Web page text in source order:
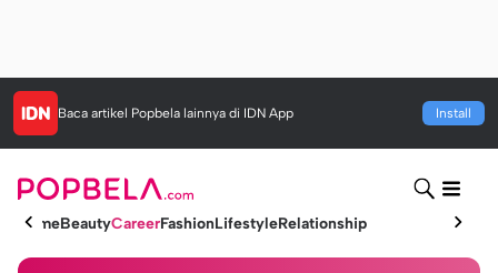
Baca artikel Popbela lainnya di IDN App Install
HomeBeautyCareerFashionLifestyleRelationship